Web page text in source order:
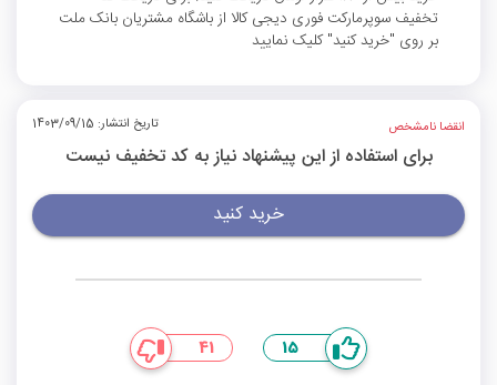
تخفیف سوپرمارکت فوری دیجی کالا از باشگاه مشتریان بانک ملت
بر روی "خرید کنید" کلیک نمایید
انقضا نامشخص تاریخ انتشار: 1403/09/15
برای استفاده از این پیشنهاد نیاز به کد تخفیف نیست
خرید کنید
15
41